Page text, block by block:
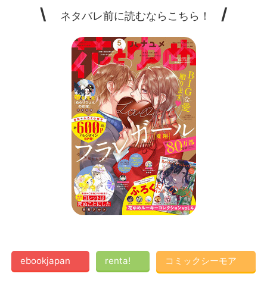
\ ネタバレ前に読むならこちら！ /
ebookjapan renta! コミックシーモア